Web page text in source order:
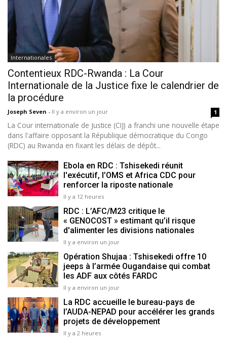
Internationales
Contentieux RDC-Rwanda : La Cour
Internationale de la Justice fixe le calendrier de
la procédure
Joseph Seven - Il y a environ un jour 1
La Cour internationale de Justice (CIJ) a franchi une nouvelle étape
dans l'affaire opposant la République démocratique du Congo
(RDC) au Rwanda en fixant les délais de dépôt...
Ebola en RDC : Tshisekedi réunit
l'exécutif, l’OMS et Africa CDC pour
renforcer la riposte nationale
Il y a 12 heures
RDC : L’AFC/M23 critique le
« GENOCOST » estimant qu’il risque
d'alimenter les divisions nationales
Il y a environ un jour
Opération Shujaa : Tshisekedi offre 10
jeeps à l’armée Ougandaise qui combat
les ADF aux côtés FARDC
Il y a environ un jour
La RDC accueille le bureau-pays de
l’AUDA-NEPAD pour accélérer les grands
projets de développement
Il y a 2 heures